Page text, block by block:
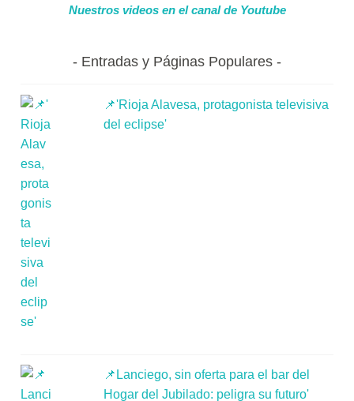
Nuestros videos en el canal de Youtube
Entradas y Páginas Populares
📌'Rioja Alavesa, protagonista televisiva
del eclipse'
📌Lanciego, sin oferta para el bar del
Hogar del Jubilado: peligra su futuro'